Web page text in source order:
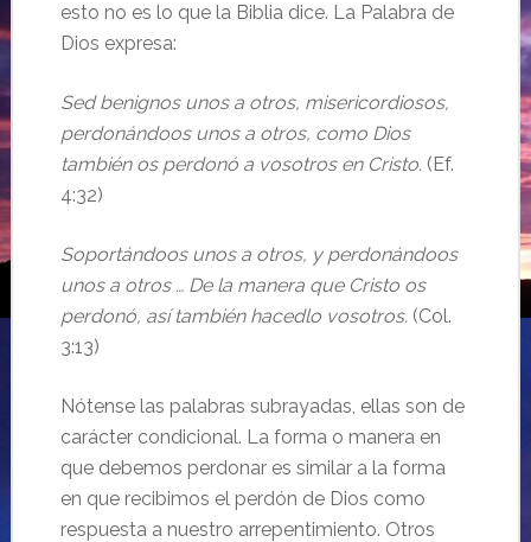
esto no es lo que la Biblia dice. La Palabra de
Dios expresa:
Sed benignos unos a otros, misericordiosos,
perdonándoos unos a otros, como Dios
también os perdonó a vosotros en Cristo.(Ef.
4:32)
Soportándoos unos a otros, y perdonándoos
unos a otros … De la manera que Cristo os
perdonó, así también hacedlo vosotros. (Col.
3:13)
Nótense las palabras subrayadas, ellas son de
carácter condicional. La forma o manera en
que debemos perdonar es similar a la forma
en que recibimos el perdón de Dios como
respuesta a nuestro arrepentimiento. Otros